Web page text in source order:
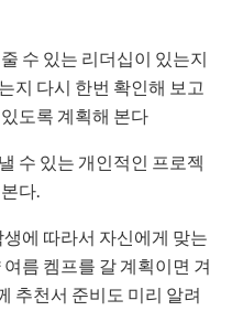
수 있는 리더십이 있는지
지 다시 한번 확인해 보고
도록 계획해 본다
수 있는 개인적인 프로젝
다.
에 따라서 자신에게 맞는
름 켐프를 갈 계획이면 겨
추천서 준비도 미리 알려